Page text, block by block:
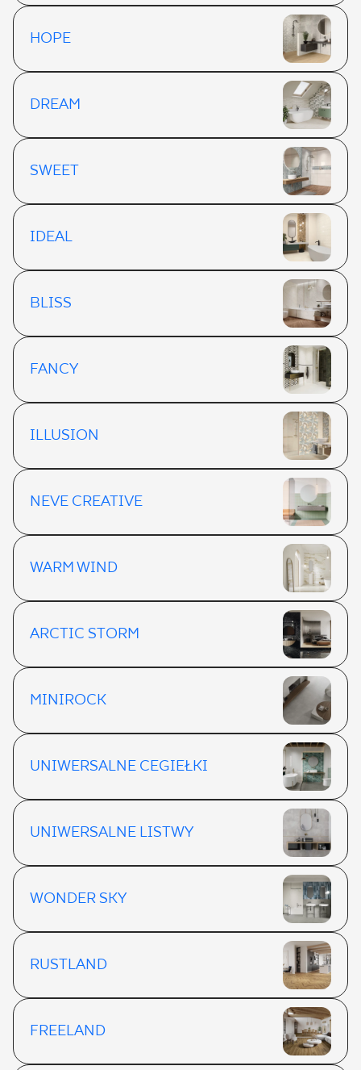
HOPE
DREAM
SWEET
IDEAL
BLISS
FANCY
ILLUSION
NEVE CREATIVE
WARM WIND
ARCTIC STORM
MINIROCK
UNIWERSALNE CEGIEŁKI
UNIWERSALNE LISTWY
WONDER SKY
RUSTLAND
FREELAND